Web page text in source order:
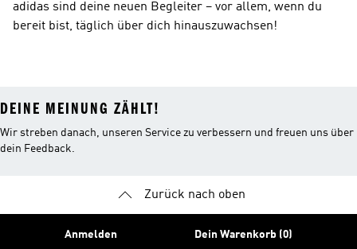
adidas sind deine neuen Begleiter – vor allem, wenn du
bereit bist, täglich über dich hinauszuwachsen!
DEINE MEINUNG ZÄHLT!
Wir streben danach, unseren Service zu verbessern und freuen uns über
dein Feedback.
Zurück nach oben
Anmelden Dein Warenkorb (0)